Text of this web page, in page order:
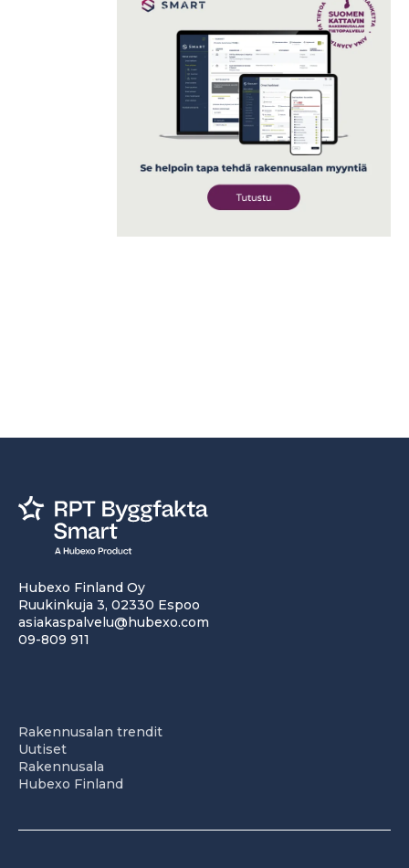
Hubexo Finland Oy
Ruukinkuja 3, 02330 Espoo
asiakaspalvelu@hubexo.com
09-809 911
Rakennusalan trendit
Uutiset
Rakennusala
Hubexo Finland